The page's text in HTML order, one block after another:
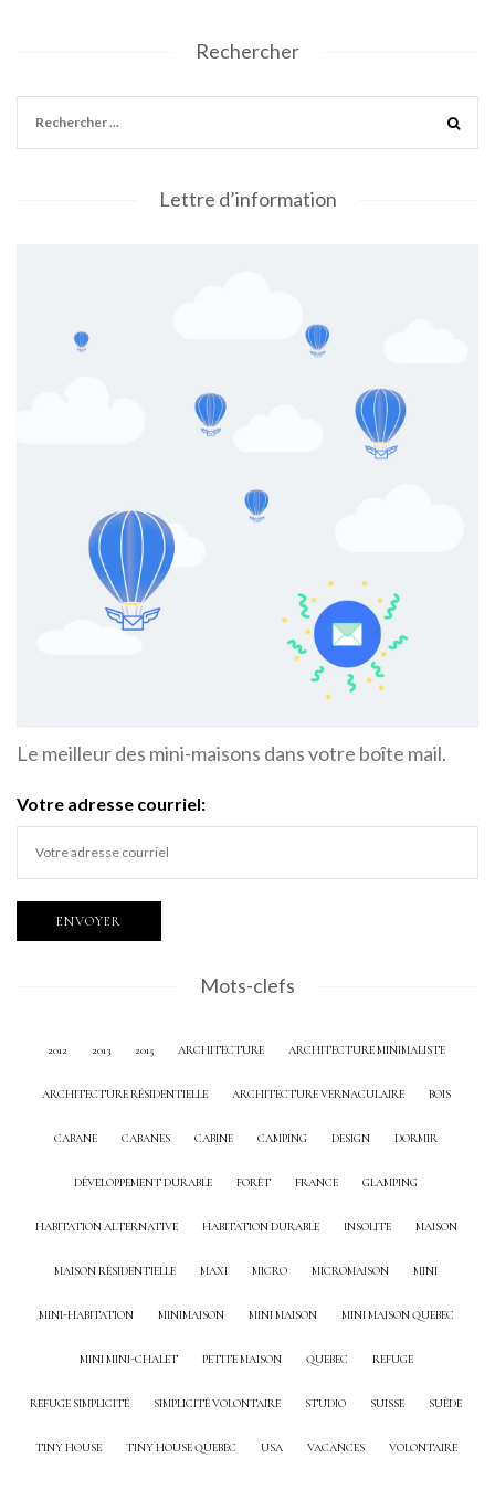
Rechercher
Lettre d’information
Le meilleur des mini-maisons dans votre boîte mail.
Votre adresse courriel:
Mots-clefs
2012 2013 2015 ARCHITECTURE ARCHITECTURE MINIMALISTE
ARCHITECTURE RÉSIDENTIELLE ARCHITECTURE VERNACULAIRE BOIS
CABANE CABANES CABINE CAMPING DESIGN DORMIR
DÉVELOPPEMENT DURABLE FORÊT FRANCE GLAMPING
HABITATION ALTERNATIVE HABITATION DURABLE INSOLITE MAISON
MAISON RÉSIDENTIELLE MAXI MICRO MICROMAISON MINI
MINI-HABITATION MINIMAISON MINI MAISON MINI MAISON QUEBEC
MINI MINI-CHALET PETITE MAISON QUEBEC REFUGE
REFUGE SIMPLICITÉ SIMPLICITÉ VOLONTAIRE STUDIO SUISSE SUÈDE
TINY HOUSE TINY HOUSE QUEBEC USA VACANCES VOLONTAIRE